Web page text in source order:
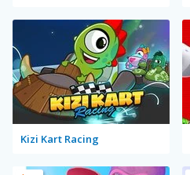
Kizi Kart Racing